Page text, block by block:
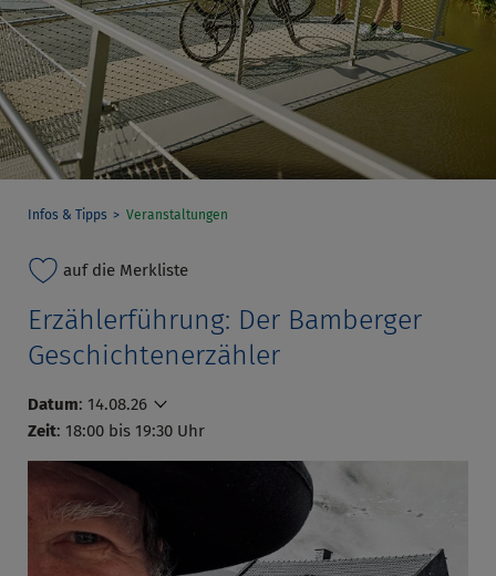
Infos & Tipps Veranstaltungen
auf die Merkliste
Erzählerführung: Der Bamberger
Geschichtenerzähler
Datum: 14.08.26
Zeit: 18:00 bis 19:30 Uhr